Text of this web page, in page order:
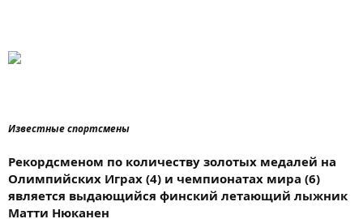
Известные спортсмены
Рекордсменом по количеству золотых медалей на
Олимпийских Играх (4) и чемпионатах мира (6)
является выдающийся финский летающий лыжник
Матти Нюканен